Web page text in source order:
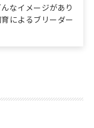
なイメージがあり
によるブリーダー